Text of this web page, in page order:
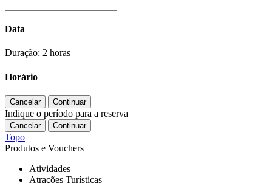
Data
Duração: 2 horas
Horário
Indique o período para a reserva
Topo
Produtos e Vouchers
Atividades
Atrações Turísticas